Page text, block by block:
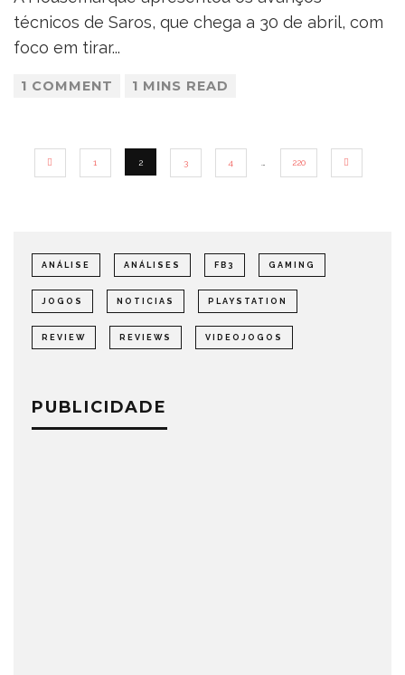
técnicos de Saros, que chega a 30 de abril, com
foco em tirar...
1 COMMENT 1 MINS READ
1 2 3 4 … 220
ANÁLISE ANÁLISES FB3 GAMING
JOGOS NOTICIAS PLAYSTATION
REVIEW REVIEWS VIDEOJOGOS
PUBLICIDADE